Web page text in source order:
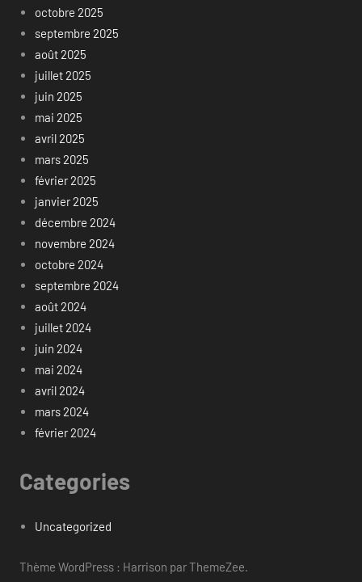
octobre 2025
septembre 2025
août 2025
juillet 2025
juin 2025
mai 2025
avril 2025
mars 2025
février 2025
janvier 2025
décembre 2024
novembre 2024
octobre 2024
septembre 2024
août 2024
juillet 2024
juin 2024
mai 2024
avril 2024
mars 2024
février 2024
Categories
Uncategorized
Thème WordPress : Harrison par ThemeZee.